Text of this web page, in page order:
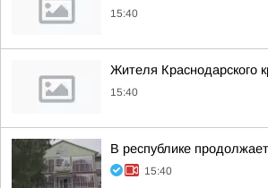
15:40
Жителя Краснодарского
15:40
В республике
15:40